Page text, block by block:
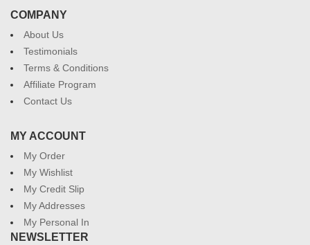
COMPANY
About Us
Testimonials
Terms & Conditions
Affiliate Program
Contact Us
MY ACCOUNT
My Order
My Wishlist
My Credit Slip
My Addresses
My Personal In
NEWSLETTER